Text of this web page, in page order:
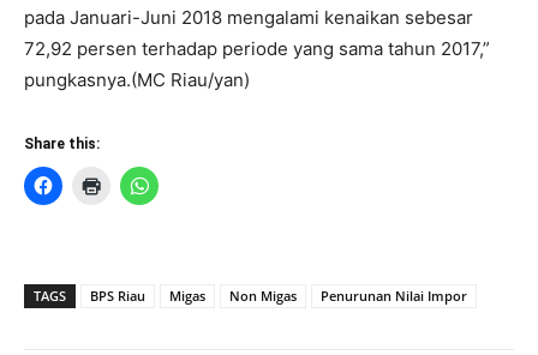
pada Januari-Juni 2018 mengalami kenaikan sebesar
72,92 persen terhadap periode yang sama tahun 2017,”
pungkasnya.(MC Riau/yan)
Share this:
TAGS BPS Riau Migas Non Migas Penurunan Nilai Impor